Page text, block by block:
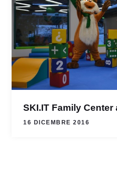
SKI.IT Family Center
16 DICEMBRE 2016